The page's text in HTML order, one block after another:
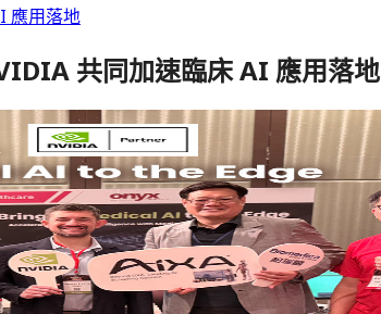
應用落地
共同加速臨床 AI 應用落地